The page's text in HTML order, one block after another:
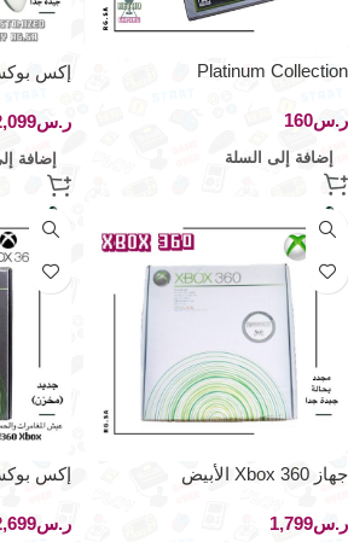
Platinum Collection
ر.س
إضافة إلى السلة
ر.س
إضافة
جهاز Xbox 360 الأبيض
ر.س
إكس بوكس 360
ر.س